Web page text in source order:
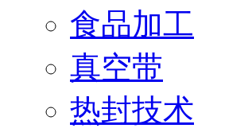
食品加工
真空带
热封技术